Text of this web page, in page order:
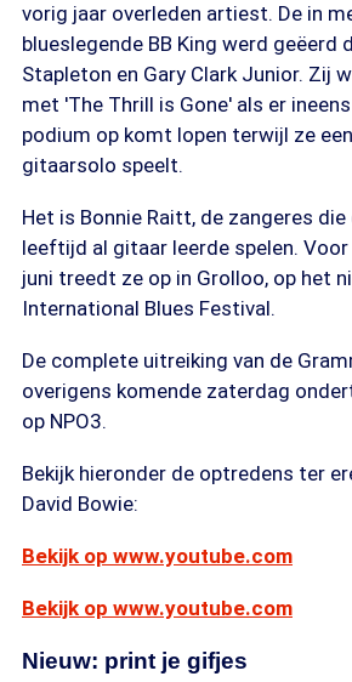
vorig jaar overleden artiest. De in
blueslegende BB King werd geëerd
Stapleton en Gary Clark Junior. Zij
met 'The Thrill is Gone' als er
podium op komt lopen terwijl ze
gitaarsolo speelt.
Het is Bonnie Raitt, de zangeres
leeftijd al gitaar leerde spelen.
juni treedt ze op in Grolloo, op het
International Blues Festival.
De complete uitreiking van de
overigens komende zaterdag
op NPO3.
Bekijk hieronder de optredens ter
David Bowie:
Bekijk op www.youtube.com
Bekijk op www.youtube.com
Nieuw: print je gifjes